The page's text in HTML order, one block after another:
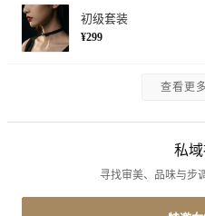
初级套装
¥299
查看更
私
寻找审美、品味与步